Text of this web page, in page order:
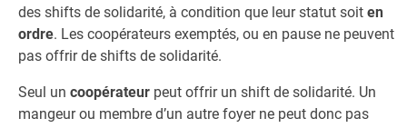
des shifts de solidarité, à condition que leur statut soit en
ordre. Les coopérateurs exemptés, ou en pause ne peuvent
pas offrir de shifts de solidarité.
Seul un coopérateur ​ peut offrir un shift de solidarité. Un
mangeur ou membre d’un autre foyer ne peut donc pas